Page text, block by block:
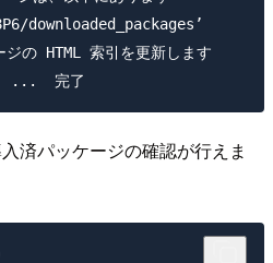
HTML 索引を更新します
済パッケージの確認が行えま